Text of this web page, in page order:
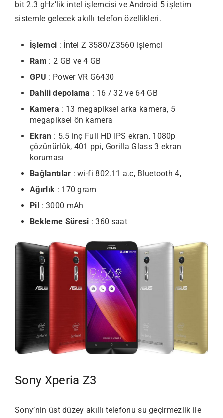
bit 2.3 gHz’lik intel işlemcisi ve Android 5 işletim
sistemle gelecek akıllı telefon özellikleri.
İşlemci : İntel Z 3580/Z3560 işlemci
Ram : 2 GB ve 4 GB
GPU : Power VR G6430
Dahili depolama : 16 / 32 ve 64 GB
Kamera : 13 megapiksel arka kamera, 5
megapiksel ön kamera
Ekran : 5.5 inç Full HD IPS ekran, 1080p
çözünürlük, 401 ppi, Gorilla Glass 3 ekran
koruması
Bağlantılar : wi-fi 802.11 a.c, Bluetooth 4,
Ağırlık : 170 gram
Pil: 3000 mAh
Bekleme Süresi : 360 saat
Sony Xperia Z3
Sony’nin üst düzey akıllı telefonu su geçirmezlik ile